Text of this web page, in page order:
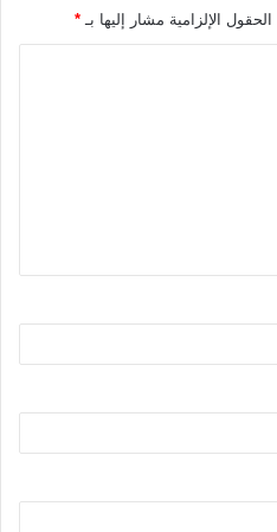
الحقول الإلزامية مشار إليها بـ *